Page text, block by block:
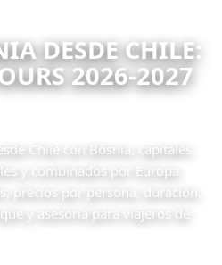
DESDE CHILE:
2026-2027
Chile con Bósnia, capitales
y combinados por Europa.
precios por persona, duración,
y asesoría para viajeros de